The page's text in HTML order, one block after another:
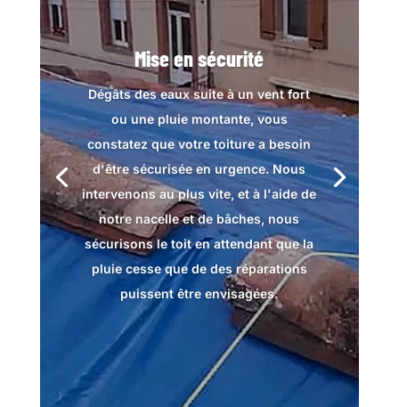
Mise en sécurité
Dégâts des eaux suite à un vent fort
ou une pluie montante, vous
constatez que votre toiture a besoin
d'être sécurisée en urgence. Nous
intervenons au plus vite, et à l'aide de
notre nacelle et de bâches, nous
sécurisons le toit en attendant que la
pluie cesse que de des réparations
puissent être envisagées.